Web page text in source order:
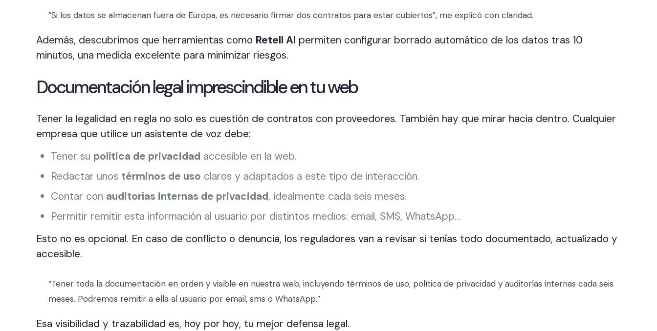
“Si los datos se almacenan fuera de Europa, es necesario firmar dos contratos para estar cubiertos”, me explicó con claridad.
Además, descubrimos que herramientas como Retell AI permiten configurar borrado automático de los datos tras 10
minutos, una medida excelente para minimizar riesgos.
Documentación legal imprescindible en tu web
Tener la legalidad en regla no solo es cuestión de contratos con proveedores. También hay que mirar hacia dentro. Cualquier
empresa que utilice un asistente de voz debe:
Tener su política de privacidad accesible en la web.
Redactar unos términos de uso claros y adaptados a este tipo de interacción.
Contar con auditorías internas de privacidad, idealmente cada seis meses.
Permitir remitir esta información al usuario por distintos medios: email, SMS, WhatsApp…
Esto no es opcional. En caso de conflicto o denuncia, los reguladores van a revisar si tenías todo documentado, actualizado y
accesible.
“Tener toda la documentación en orden y visible en nuestra web, incluyendo términos de uso, política de privacidad y auditorías internas cada seis
meses. Podremos remitir a ella al usuario por email, sms o WhatsApp.”
Esa visibilidad y trazabilidad es, hoy por hoy, tu mejor defensa legal.